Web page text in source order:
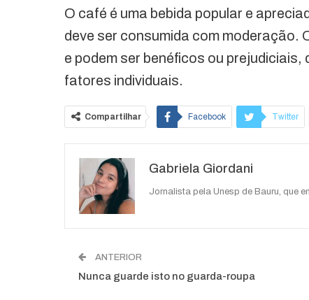
O café é uma bebida popular e
deve ser consumida com moderação.
e podem ser benéficos ou
fatores individuais.
Compartilhar Facebook Twitter
Gabriela Giordani
Jornalista pela Unesp de Bauru, que
ANTERIOR
Nunca guarde isto no guarda-roupa